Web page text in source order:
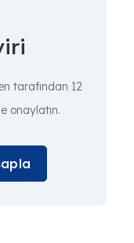
tarafından 12
onaylatın.